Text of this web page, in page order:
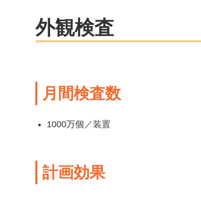
外観検査
月間検査数
1000万個／装置
計画効果